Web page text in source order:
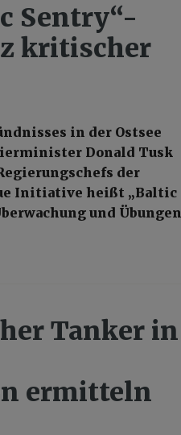
Sentry“-
kritischer
in der Ostsee
Donald Tusk
der
Initiative heißt „Baltic
und Übungen
Tanker in
ermitteln